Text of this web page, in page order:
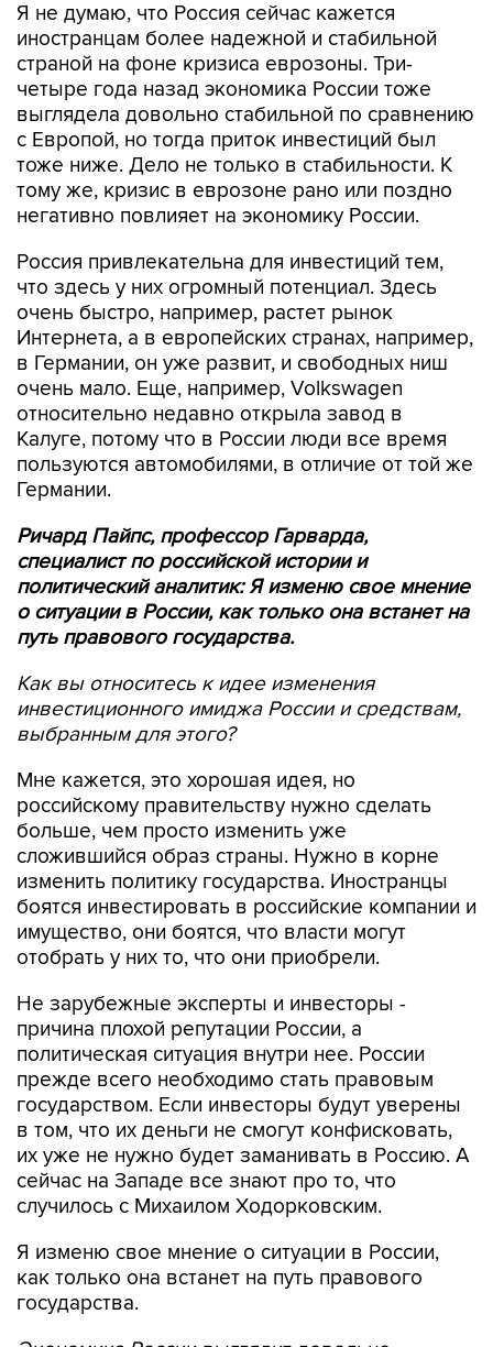
Я не думаю, что Россия сейчас кажется
иностранцам более надежной и стабильной
страной на фоне кризиса еврозоны. Три-
четыре года назад экономика России тоже
выглядела довольно стабильной по сравнению
с Европой, но тогда приток инвестиций был
тоже ниже. Дело не только в стабильности. К
тому же, кризис в еврозоне рано или поздно
негативно повлияет на экономику России.
Россия привлекательна для инвестиций тем,
что здесь у них огромный потенциал. Здесь
очень быстро, например, растет рынок
Интернета, а в европейских странах, например,
в Германии, он уже развит, и свободных ниш
очень мало. Еще, например, Volkswagen
относительно недавно открыла завод в
Калуге, потому что в России люди все время
пользуются автомобилями, в отличие от той же
Германии.
Ричард Пайпс, профессор Гарварда,
специалист по российской истории и
политический аналитик: Я изменю свое мнение
о ситуации в России, как только она встанет на
путь правового государства.
Как вы относитесь к идее изменения
инвестиционного имиджа России и средствам,
выбранным для этого?
Мне кажется, это хорошая идея, но
российскому правительству нужно сделать
больше, чем просто изменить уже
сложившийся образ страны. Нужно в корне
изменить политику государства. Иностранцы
боятся инвестировать в российские компании и
имущество, они боятся, что власти могут
отобрать у них то, что они приобрели.
Не зарубежные эксперты и инвесторы -
причина плохой репутации России, а
политическая ситуация внутри нее. России
прежде всего необходимо стать правовым
государством. Если инвесторы будут уверены
в том, что их деньги не смогут конфисковать,
их уже не нужно будет заманивать в Россию. А
сейчас на Западе все знают про то, что
случилось с Михаилом Ходорковским.
Я изменю свое мнение о ситуации в России,
как только она встанет на путь правового
государства.